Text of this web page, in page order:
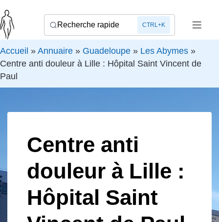
Recherche rapide CTRL+K
Accueil » Annuaire » Guadeloupe » Les Abymes »
Centre anti douleur à Lille : Hôpital Saint Vincent de
Paul
Centre anti
douleur à Lille :
Hôpital Saint